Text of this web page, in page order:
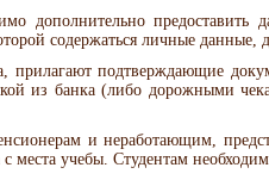
дополнительно предоставить
содержаться личные
прилагают подтверждающие
из банка (либо дорожными
и неработающим,
места учебы. Студентам